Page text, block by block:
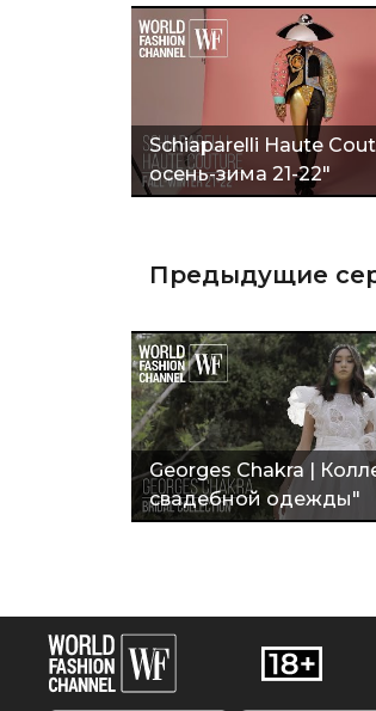
Schiaparelli Haute
осень-зима 21-22"
Предыдущие
Georges Chakra |
свадебной одежды"